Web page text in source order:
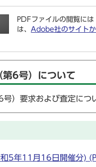
PDFファイルの閲覧に
は、 Adobe社のサイト
6号）について
）要求および査定につ
和5年11月16日開催分)